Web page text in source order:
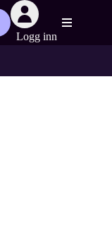
Logg inn